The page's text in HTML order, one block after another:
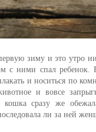
зиму и это утро
с ними спал ребенок.
и носиться по
и вовсе
кошка сразу же
ли за ней